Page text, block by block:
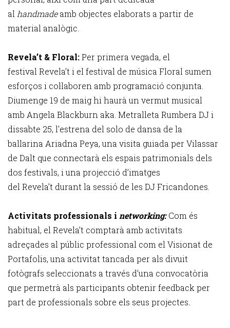
al handmadeamb objectes elaborats a partir de
material analògic.
Revela’t & Floral:Per primera vegada, el
festival Revela’t i el festival de música Floral sumen
esforços i col·laboren amb programació conjunta.
Diumenge 19 de maig hi haurà un vermut musical
amb Angela Blackburn aka. Metralleta Rumbera DJ i
dissabte 25, l'estrena del solo de dansa de la
ballarina Ariadna Peya, una visita guiada per Vilassar
de Dalt que connectarà els espais patrimonials dels
dos festivals, i una projecció d’imatges
del Revela’t durant la sessió de les DJ Fricandones.
Activitats professionals i networking:Com és
habitual, el Revela’t comptarà amb activitats
adreçades al públic professional com el Visionat de
Portafolis, una activitat tancada per als divuit
fotògrafs seleccionats a través d’una convocatòria
que permetrà als participants obtenir feedback per
part de professionals sobre els seus projectes.